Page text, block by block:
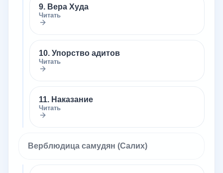
9. Вера Худа
Читать
10. Упорство адитов
Читать
11. Наказание
Читать
Верблюдица самудян (Салих)